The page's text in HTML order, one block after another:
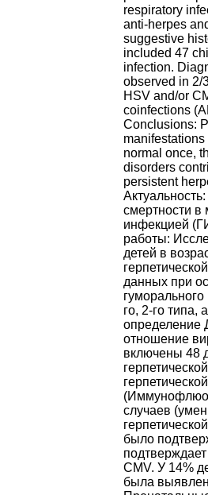
respiratory
anti-herpes
suggestive
included 47
infection.
observed in 2/
HSV and/or
coinfections
Conclusions:
normal once,
disorders
persistent
смертности в
инфекцией
работы:
детей в
данных при
го, 2-го типа,
определение
отношение
включены 48
случаев
было
CMV. У 14%
была